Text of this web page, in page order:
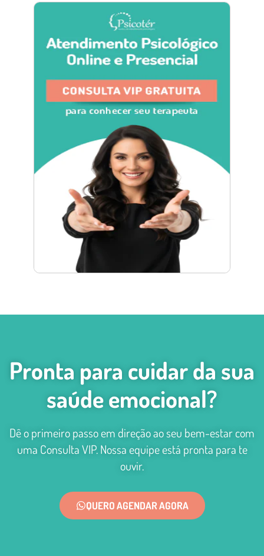
Pronta para cuidar da sua
saúde emocional?
Dê o primeiro passo em direção ao seu bem-estar com
uma Consulta VIP. Nossa equipe está pronta para te
ouvir.
QUERO AGENDAR AGORA